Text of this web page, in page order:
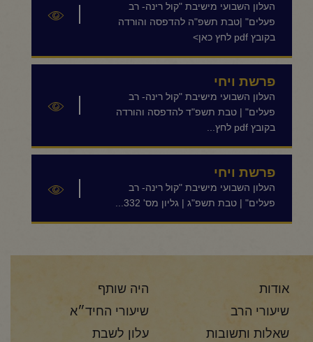
העלון השבועי מישיבת "קול רינה- רב
פעלים" |טבת תשפ"ה להדפסה והורדה
בקובץ pdf לחץ כאן>
פרשת ויחי
העלון השבועי מישיבת "קול רינה- רב
פעלים" | טבת תשפ"ד להדפסה והורדה
בקובץ pdf לחץ...
פרשת ויחי
העלון השבועי מישיבת "קול רינה- רב
פעלים" | טבת תשפ"ג | גליון מס' 332...
אודות
היה שותף
שיעורי הרב
שיעורי החיד״א
שאלות ותשובות
עלון לשבת